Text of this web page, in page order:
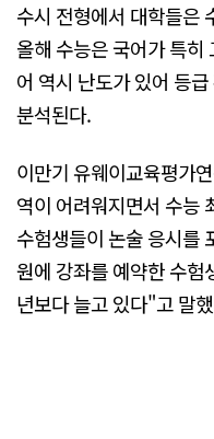
수시 전형에서 대학들은
올해 수능은 국어가 특히
어 역시 난도가 있어 등
분석된다.
이만기 유웨이교육평가
역이 어려워지면서 수능
수험생들이 논술 응시를
원에 강좌를 예약한 수험
년보다 늘고 있다"고 말